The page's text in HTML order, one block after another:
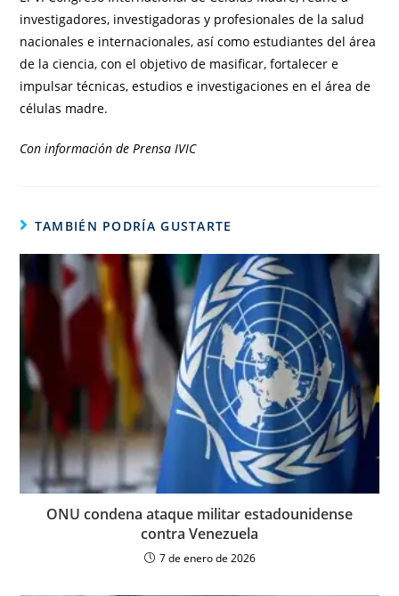
investigadores, investigadoras y profesionales de la salud
nacionales e internacionales, así como estudiantes del área
de la ciencia, con el objetivo de masificar, fortalecer e
impulsar técnicas, estudios e investigaciones en el área de
células madre.
Con información de Prensa IVIC
TAMBIÉN PODRÍA GUSTARTE
ONU condena ataque militar estadounidense
contra Venezuela
7 de enero de 2026